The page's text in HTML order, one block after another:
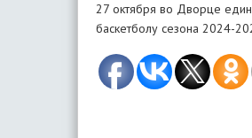
27 октября во Дворце
баскетболу сезона 2024-